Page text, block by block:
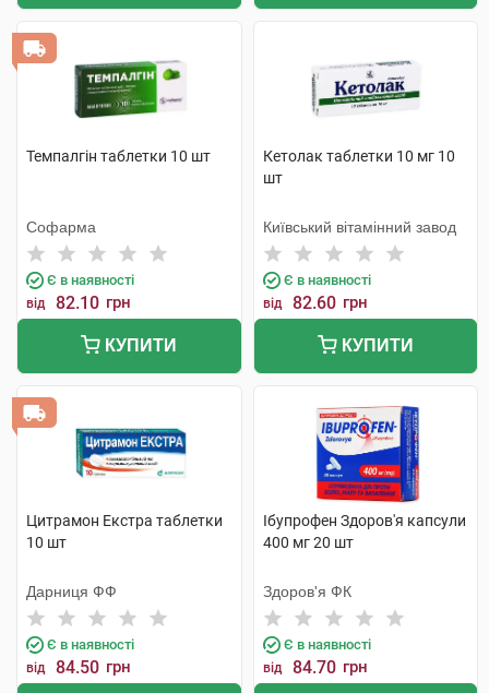
Темпалгін таблетки 10 шт
Софарма
Є в наявності
від 82.10 грн
КУПИТИ
Кетолак таблетки 10 мг 10
шт
Київський вітамінний завод
Є в наявності
від 82.60 грн
КУПИТИ
Цитрамон Екстра таблетки
10 шт
Дарниця ФФ
Є в наявності
від 84.50 грн
Ібупрофен Здоров'я капсули
400 мг 20 шт
Здоров'я ФК
Є в наявності
від 84.70 грн